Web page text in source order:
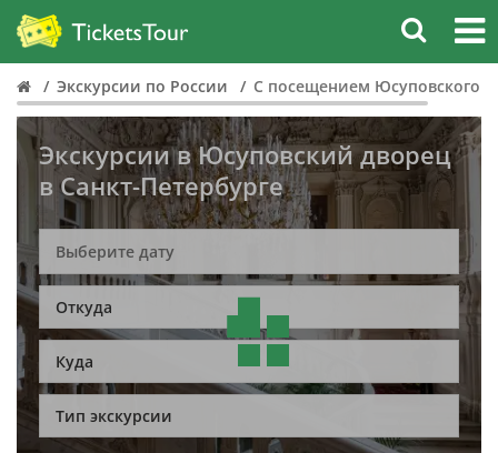
Экскурсии по России С посещением Юсуповского
Экскурсии в Юсуповский дворец
в Санкт-Петербурге
Откуда
Куда
Тип экскурсии